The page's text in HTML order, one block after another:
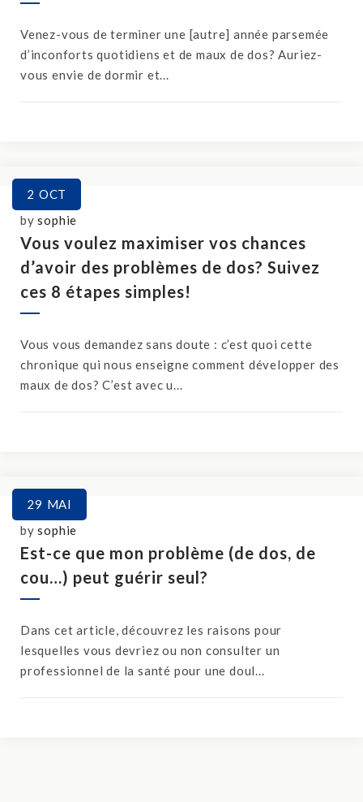
Venez-vous de terminer une [autre] année parsemée
d’inconforts quotidiens et de maux de dos? Auriez-
vous envie de dormir et...
2 OCT
bysophie
Vous voulez maximiser vos chances
d’avoir des problèmes de dos? Suivez
ces 8 étapes simples!
Vous vous demandez sans doute : c’est quoi cette
chronique qui nous enseigne comment développer des
maux de dos? C’est avec u...
29 MAI
bysophie
Est-ce que mon problème (de dos, de
cou…) peut guérir seul?
Dans cet article, découvrez les raisons pour
lesquelles vous devriez ou non consulter un
professionnel de la santé pour une doul...